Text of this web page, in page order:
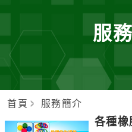
服
首頁 服務簡介
各種